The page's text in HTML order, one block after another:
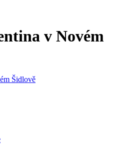
v Novém